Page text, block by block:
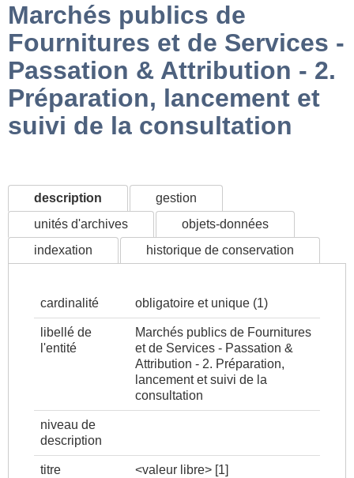
Marchés publics de
Fournitures et de Services -
Passation & Attribution - 2.
Préparation, lancement et
suivi de la consultation
description
gestion
unités d'archives
objets-données
indexation
historique de conservation
cardinalité obligatoire et unique (1)
libellé de
l'entité
Marchés publics de Fournitures
et de Services - Passation &
Attribution - 2. Préparation,
lancement et suivi de la
consultation
niveau de
description
titre <valeur libre> [1]